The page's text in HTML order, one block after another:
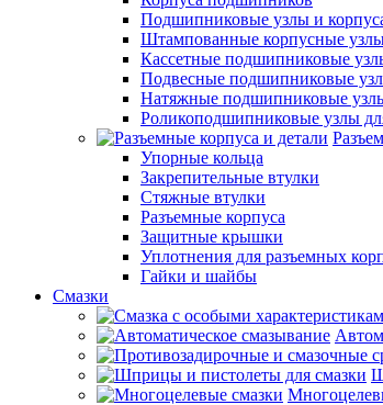
Подшипниковые узлы и
Штампованные корпусные
Кассетные подшипниковые
Подвесные подшипниковые
Натяжные подшипниковые
Роликоподшипниковые узлы
Упорные кольца
Закрепительные втулки
Стяжные втулки
Разъемные корпуса
Защитные крышки
Уплотнения для разъемных
Гайки и шайбы
Смазки